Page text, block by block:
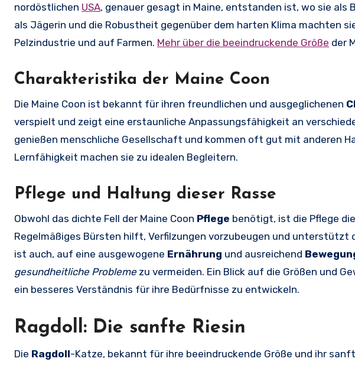
nordöstlichen USA, genauer gesagt in Maine, entstanden ist, wo sie
als Jägerin und die Robustheit gegenüber dem harten Klima machten
Pelzindustrie und auf Farmen. Mehr über die beeindruckende Größe der
Charakteristika der Maine Coon
Die Maine Coon ist bekannt für ihren freundlichen und ausgeglichenen
verspielt und zeigt eine erstaunliche Anpassungsfähigkeit an
genießen menschliche Gesellschaft und kommen oft gut mit anderen
Lernfähigkeit machen sie zu idealen Begleitern.
Pflege und Haltung dieser Rasse
Obwohl das dichte Fell der Maine Coon Pflege benötigt, ist die Pflege
Regelmäßiges Bürsten hilft, Verfilzungen vorzubeugen und unterstützt
ist auch, auf eine ausgewogene Ernährung und ausreichend
gesundheitliche Probleme zu vermeiden. Ein Blick auf die Größen und
ein besseres Verständnis für ihre Bedürfnisse zu entwickeln.
Ragdoll: Die sanfte Riesin
Die Ragdoll-Katze, bekannt für ihre beeindruckende Größe und ihr